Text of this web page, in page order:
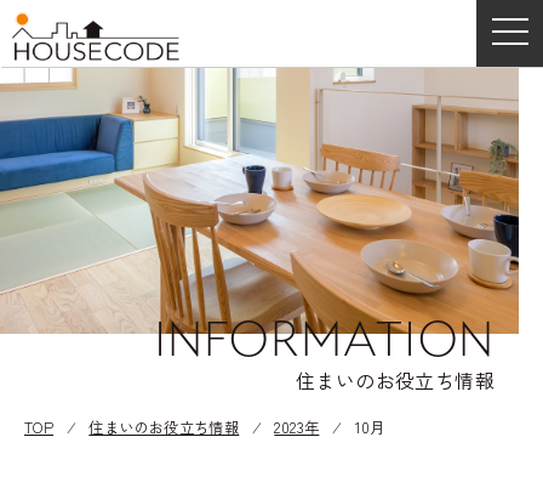
INFORMATION
住まいのお役立ち情報
TOP ⁄住まいのお役立ち情報 ⁄2023年 ⁄ 10月